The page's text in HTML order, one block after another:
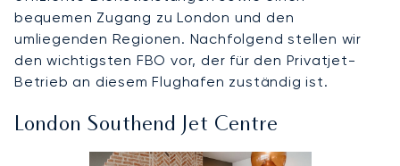
bequemen Zugang zu London und den
umliegenden Regionen. Nachfolgend stellen wir
den wichtigsten FBO vor, der für den Privatjet-
Betrieb an diesem Flughafen zuständig ist.
London Southend Jet Centre